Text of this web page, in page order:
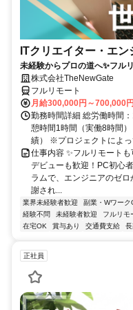
ITクリエイター・エン
未経験からプロの道へ✨フル
株式会社TheNewGate
フルリモート
月給300,000円～700,000円
勤務時間詳細 総労働時間
憩時間1時間（実働8時間
績） ※プロジェクトによ
仕事内容 ✨フルリモート
デビューも歓迎！PC初心
ラムで、エンジニアのゼ
謝され...
業界未経験者歓迎 副業・Wワーク
経験不問
未経験者歓迎 フルリモ
在宅OK
賞与あり 交通費支給
正社員